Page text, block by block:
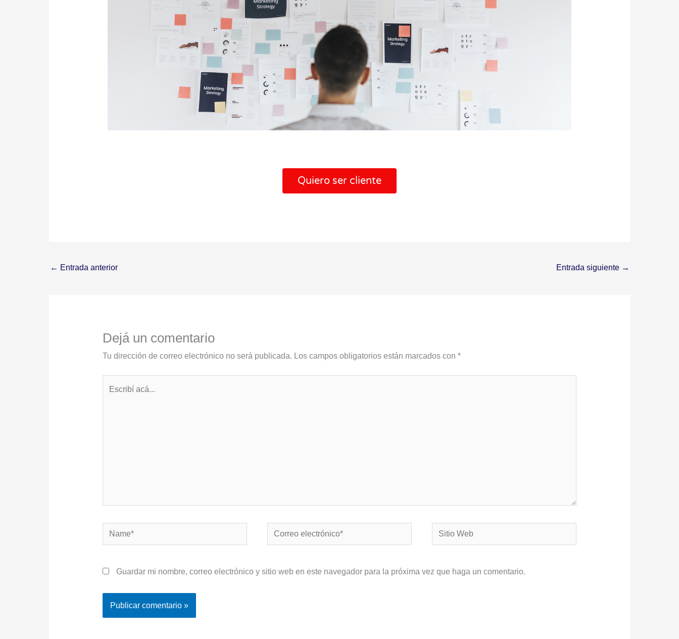
Quiero ser cliente
← Entrada anterior Entrada siguiente →
Dejá un comentario
Tu dirección de correo electrónico no será publicada. Los campos obligatorios están marcados con*
Name*
Correo
electrónico*
Sitio
Web
Guardar mi nombre, correo electrónico y sitio web en este navegador para la próxima vez que haga un comentario.